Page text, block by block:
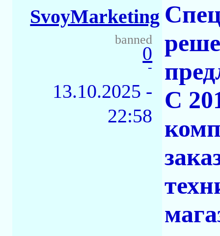
SvoyMarketing
banned
0
-
13.10.2025 -
22:58
С